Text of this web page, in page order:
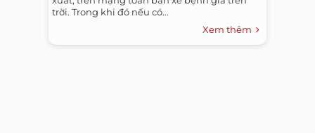
trời. Trong khi đó nếu có...
Xem thêm